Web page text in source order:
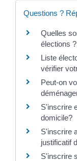
Questions ?
Quelles
élections ?
Liste
vérifier
Peut-on
S'inscrire
domicile?
S'inscrire
justificatif
S'inscrire